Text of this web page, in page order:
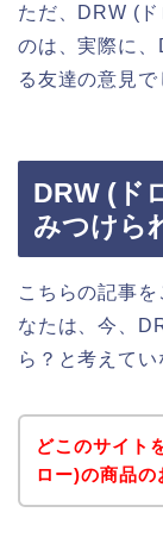
ただ、DRW (
のは、実際に
る友達の意見で
DRW (ド
みつけら
こちらの記事
なたは、今、
ら？と考えてい
どこのサイト
ロー)の商品の